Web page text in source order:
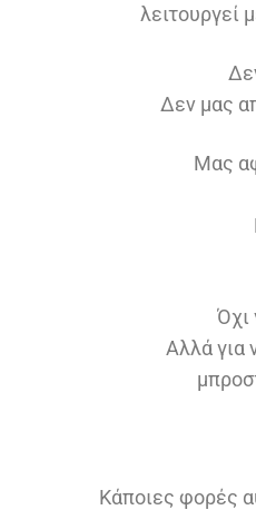
λειτουργεί
Δεν μας
Μας
Όχι
Αλλά για
Κάποιες φορές